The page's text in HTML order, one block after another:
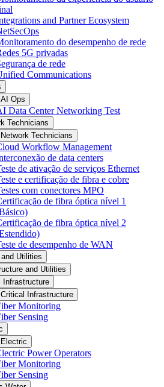
and Partner Ecosystem
do desempenho de rede
5G privadas
de rede
Communications
AI Ops
Data Center Networking Test
Technicians
Network Technicians
Workflow Management
de data centers
de ativação de serviços Ethernet
e certificação de fibra e cobre
com conectores MPO
de fibra óptica nível 1
de fibra óptica nível 2
de desempenho de WAN
Utilities
and Utilities
Infrastructure
Critical Infrastructure
Monitoring
Sensing
Electric
Power Operators
Monitoring
Sensing